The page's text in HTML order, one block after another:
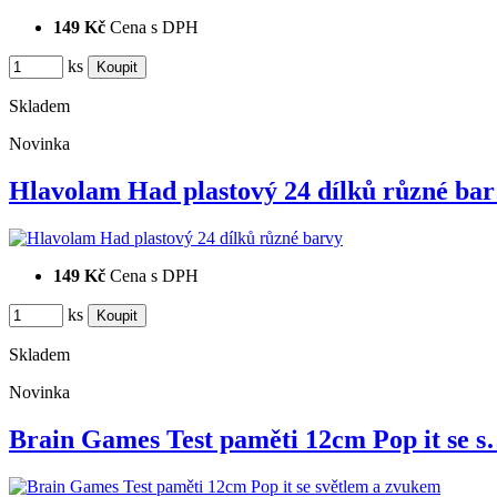
149 Kč Cena s DPH
ks
Skladem
Novinka
Hlavolam Had plastový 24 dílků různé
149 Kč Cena s DPH
ks
Skladem
Novinka
Brain Games Test paměti 12cm Pop it se